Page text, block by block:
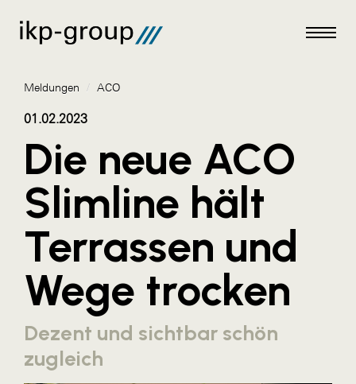
Meldungen
AKTUELLES
ACO
ALEX Krems
Amazon Web Services
Artweger
Blaguss
Meldungen / ACO
01.02.2023
Die neue ACO
Slimline hält
Terrassen und
Wege trocken
Dezent und sichtbar schön
zugleich